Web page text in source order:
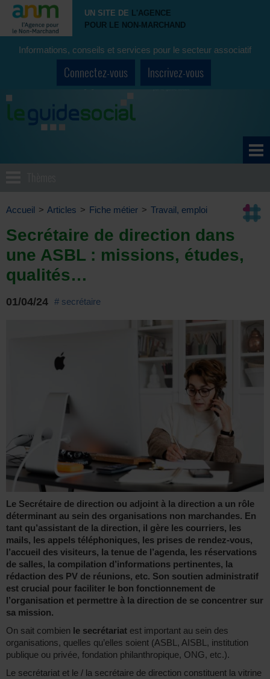
UN SITE DE L'AGENCE
POUR LE NON-MARCHAND
Informations, conseils et services pour le secteur associatif
Connectez-vous Inscrivez-vous
Accueil > Articles > Fiche métier > Travail, emploi
Secrétaire de direction dans
une ASBL : missions, études,
qualités…
01/04/24 # secrétaire
Le Secrétaire de direction ou adjoint à la direction a un rôle
déterminant au sein des organisations non marchandes. En
tant qu’assistant de la direction, il gère les courriers, les
mails, les appels téléphoniques, les prises de rendez-vous,
l’accueil des visiteurs, la tenue de l’agenda, les réservations
de salles, la compilation d’informations pertinentes, la
rédaction des PV de réunions, etc. Son soutien administratif
est crucial pour faciliter le bon fonctionnement de
l’organisation et permettre à la direction de se concentrer sur
sa mission.
On sait combien le secrétariat est important au sein des
organisations, quelles qu’elles soient (ASBL, AISBL, institution
publique ou privée, fondation philanthropique, ONG, etc.).
Le secrétariat et le / la secrétaire de direction constituent la vitrine